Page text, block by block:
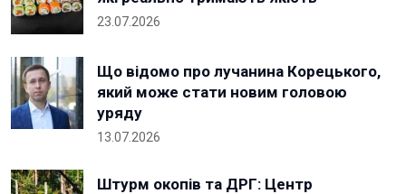
23.07.2026
Що відомо про лучанина Корецького,
який може стати новим головою
уряду
13.07.2026
Штурм окопів та ДРГ: Центр